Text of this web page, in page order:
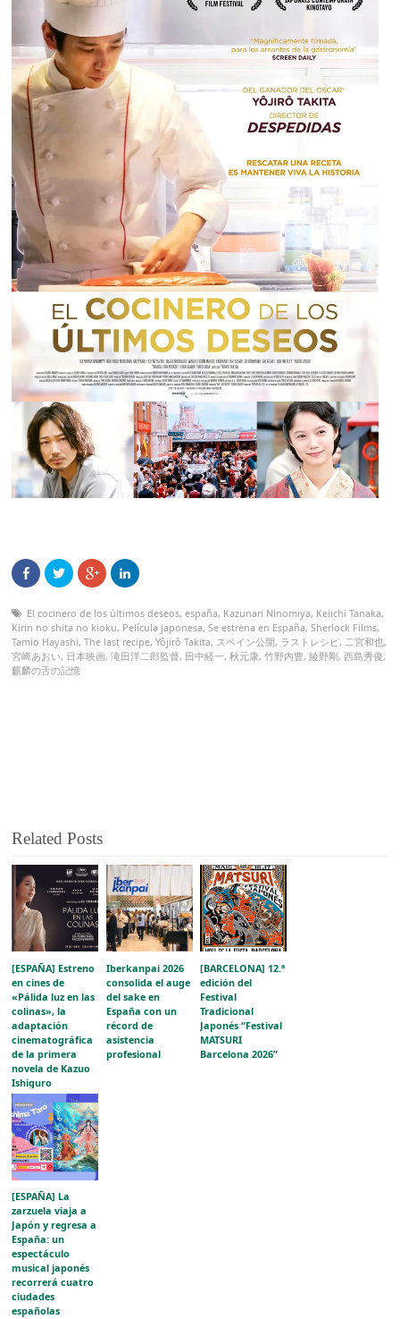
El cocinero de los últimos deseos,españa, Kazunari Ninomiya, Keiichi Tanaka,
Kirin no shita no kioku, Película japonesa,Se estrena en España,Sherlock Films,
Tamio Hayashi,The last recipe,Yôjirô Takita, スペイン公開, ラストレシピ, 二宮和也 ,
宮崎あおい, 日本映画,滝田洋二郎監督, 田中経一,秋元康,竹野内豊,綾野剛,西島秀俊,
麒麟の舌の記憶
Related Posts
[ESPAÑA] Estreno
en cines de
«Pálida luz en las
colinas», la
adaptación
cinematográfica
de la primera
novela de Kazuo
Ishiguro
Iberkanpai 2026
consolida el auge
del sake en
España con un
récord de
asistencia
profesional
[BARCELONA] 12.ª
edición del
Festival
Tradicional
Japonés “Festival
MATSURI
Barcelona 2026”
[ESPAÑA] La
zarzuela viaja a
Japón y regresa a
España: un
espectáculo
musical japonés
recorrerá cuatro
ciudades
españolas